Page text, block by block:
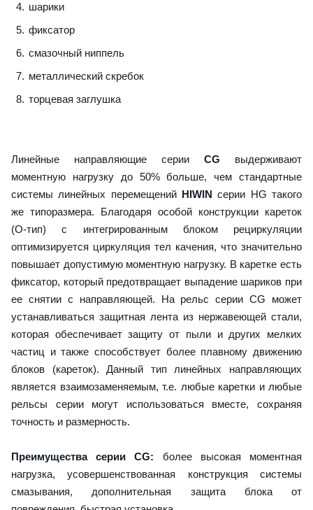
шарики
фиксатор
смазочный ниппель
металлический скребок
торцевая заглушка
Линейные направляющие серии CG выдерживают
моментную нагрузку до 50% больше, чем стандартные
системы линейных перемещений HIWIN серии HG такого
же типоразмера. Благодаря особой конструкции кареток
(О-тип) с интегрированным блоком рециркуляции
оптимизируется циркуляция тел качения, что значительно
повышает допустимую моментную нагрузку. В каретке есть
фиксатор, который предотвращает выпадение шариков при
ее снятии с направляющей. На рельс серии CG может
устанавливаться защитная лента из нержавеющей стали,
которая обеспечивает защиту от пыли и других мелких
частиц и также способствует более плавному движению
блоков (кареток). Данный тип линейных направляющих
является взаимозаменяемым, т.е. любые каретки и любые
рельсы серии могут использоваться вместе, сохраняя
точность и размерность.
Преимущества серии CG: более высокая моментная
нагрузка, усовершенствованная конструкция системы
смазывания, дополнительная защита блока от